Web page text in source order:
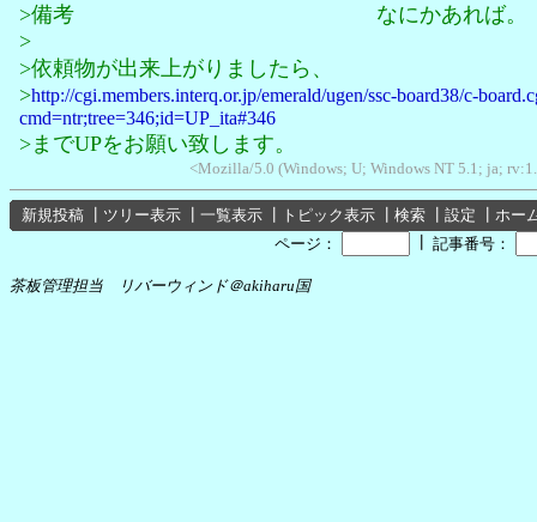
>備考 なにかあれば。
>
>依頼物が出来上がりましたら、
>http://cgi.members.interq.or.jp/emerald/ugen/ssc-board38/c-
cmd=ntr;tree=346;id=UP_ita#346
>までUPをお願い致します。
<Mozilla/5.0 (Windows; U; Windows NT 5.1; ja;
新規投稿 ツリー表示 一覧表示 トピック表示 検索 設定
ホー
ページ：
記事番号：
茶板管理担当 リバーウィンド＠akiharu国